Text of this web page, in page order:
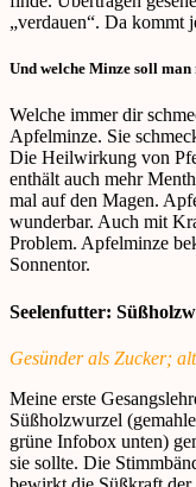
„verdauen“. Da kommt
Und welche Minze soll man
Welche immer dir
Apfelminze. Sie
Die Heilwirkung von
enthält auch mehr
mal auf den Magen.
wunderbar. Auch mit
Problem. Apfelminze
Sonnentor.
Seelenfutter:
Gesünder als Zucker;
Meine erste
Süßholzwurzel
grüne Infobox unten)
sie sollte. Die